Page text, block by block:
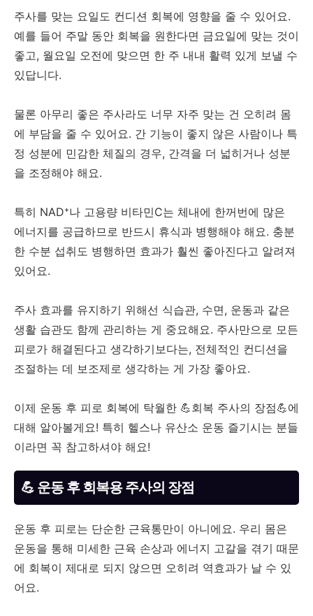
주사를 맞는 요일도 컨디션 회복에 영향을 줄 수 있어요.
예를 들어 주말 동안 회복을 원한다면 금요일에 맞는 것이
좋고, 월요일 오전에 맞으면 한 주 내내 활력 있게 보낼 수
있답니다.
물론 아무리 좋은 주사라도 너무 자주 맞는 건 오히려 몸
에 부담을 줄 수 있어요. 간 기능이 좋지 않은 사람이나 특
정 성분에 민감한 체질의 경우, 간격을 더 넓히거나 성분
을 조정해야 해요.
특히 NAD⁺나 고용량 비타민C는 체내에 한꺼번에 많은
에너지를 공급하므로 반드시 휴식과 병행해야 해요. 충분
한 수분 섭취도 병행하면 효과가 훨씬 좋아진다고 알려져
있어요.
주사 효과를 유지하기 위해선 식습관, 수면, 운동과 같은
생활 습관도 함께 관리하는 게 중요해요. 주사만으로 모든
피로가 해결된다고 생각하기보다는, 전체적인 컨디션을
조절하는 데 보조제로 생각하는 게 가장 좋아요.
이제 운동 후 피로 회복에 탁월한 💪회복 주사의 장점💪에
대해 알아볼게요! 특히 헬스나 유산소 운동 즐기시는 분들
이라면 꼭 참고하셔야 해요!
💪 운동 후 회복용 주사의 장점
운동 후 피로는 단순한 근육통만이 아니에요. 우리 몸은
운동을 통해 미세한 근육 손상과 에너지 고갈을 겪기 때문
에 회복이 제대로 되지 않으면 오히려 역효과가 날 수 있
어요.